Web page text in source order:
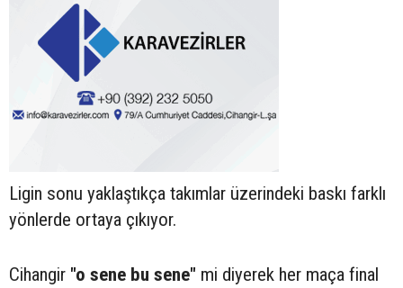
Ligin sonu yaklaştıkça takımlar üzerindeki baskı farklı
yönlerde ortaya çıkıyor.
Cihangir "o sene bu sene" mi diyerek her maça final